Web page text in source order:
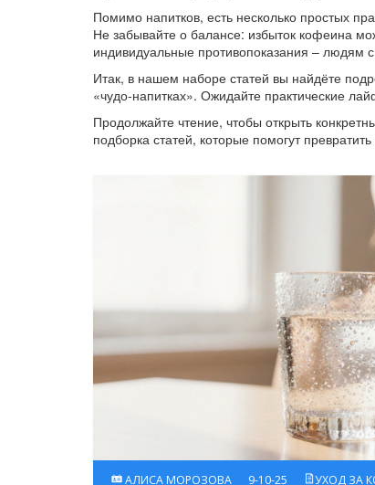
Помимо напитков, есть несколько простых
Не забывайте о балансе: избыток кофеина
индивидуальные противопоказания – людям
Итак, в нашем наборе статей вы найдёте
«чудо‑напитках». Ожидайте практические
Продолжайте чтение, чтобы открыть
подборка статей, которые помогут
АЛИСА МОРОЗОВА 9-10-25 УХОД ЗА